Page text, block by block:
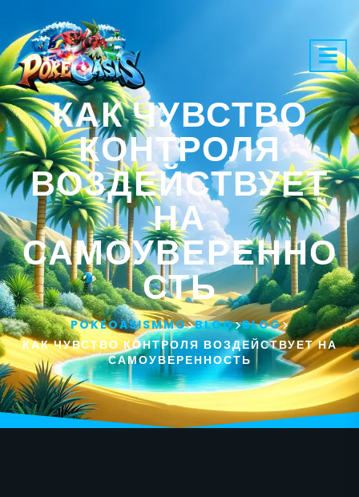
КАК ЧУВСТВО
КОНТРОЛЯ
ВОЗДЕЙСТВУЕТ
НА
САМОУВЕРЕННО
СТЬ
POKEOASISMMO>BLOG>BLOG>
КАК ЧУВСТВО КОНТРОЛЯ ВОЗДЕЙСТВУЕТ НА
САМОУВЕРЕННОСТЬ